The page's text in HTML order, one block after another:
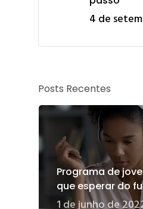
4 de
Posts Recentes
Programa de
que esperar do
1 de junho de